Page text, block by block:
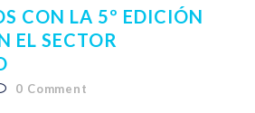
CON LA 5º EDICIÓN
EL SECTOR
0 Comment